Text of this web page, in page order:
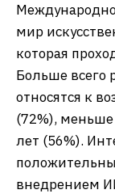
мир
которая
Больше всего
относятся к
(72%),
лет (56%).
внедрением